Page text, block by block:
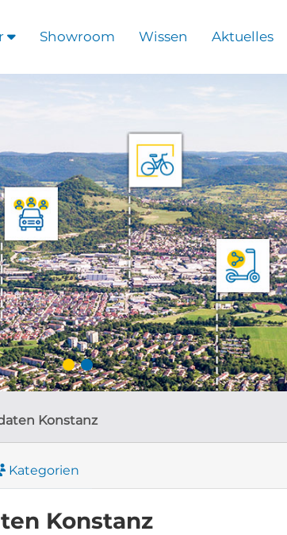
Showroom Wissen Aktuelles
Konstanz
Kategorien
Konstanz